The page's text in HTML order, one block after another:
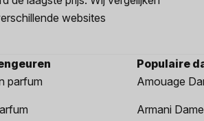
websites
parfum
Populaire
Amouage
Armani